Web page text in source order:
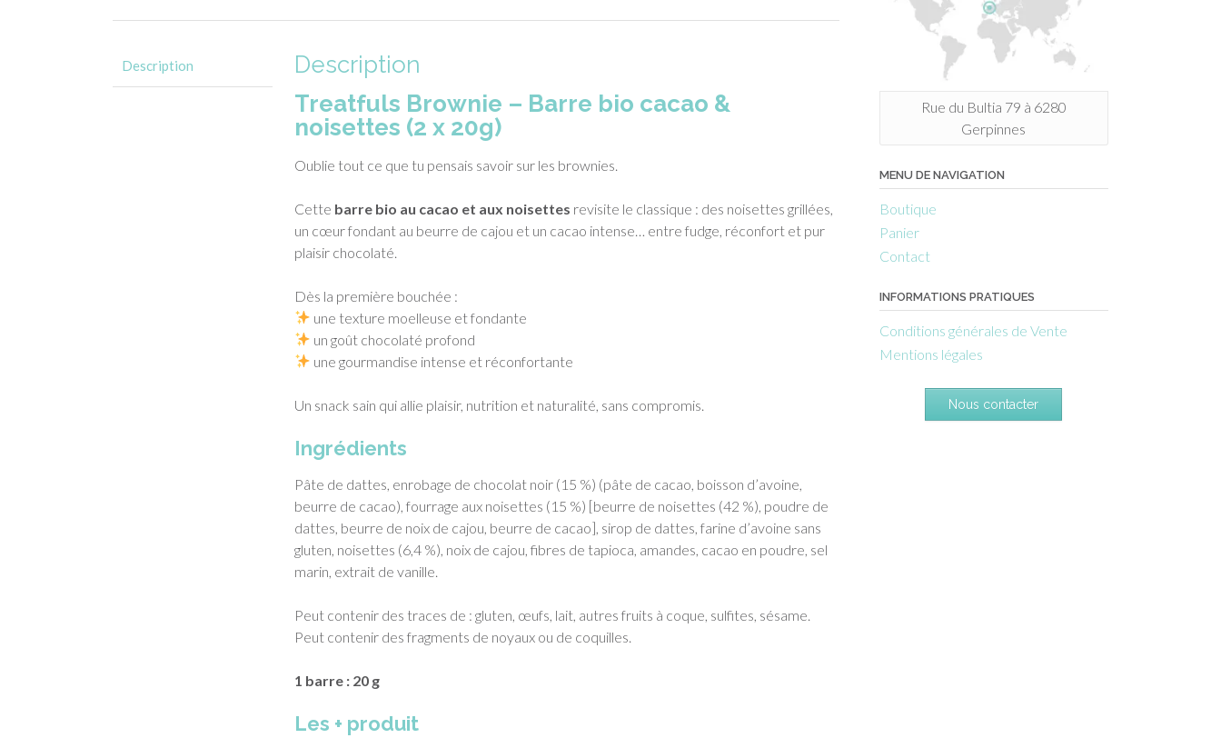
Description
Description
Treatfuls Brownie – Barre bio cacao &
noisettes (2 x 20g)
Oublie tout ce que tu pensais savoir sur les brownies.
Cette barre bio au cacao et aux noisettes revisite le classique : des noisettes grillées,
un cœur fondant au beurre de cajou et un cacao intense… entre fudge, réconfort et pur
plaisir chocolaté.
Dès la première bouchée :
une texture moelleuse et fondante
un goût chocolaté profond
une gourmandise intense et réconfortante
Un snack sain qui allie plaisir, nutrition et naturalité, sans compromis.
Ingrédients
Pâte de dattes, enrobage de chocolat noir (15 %) (pâte de cacao, boisson d’avoine,
beurre de cacao), fourrage aux noisettes (15 %) [beurre de noisettes (42 %), poudre de
dattes, beurre de noix de cajou, beurre de cacao], sirop de dattes, farine d’avoine sans
gluten, noisettes (6,4 %), noix de cajou, fibres de tapioca, amandes, cacao en poudre, sel
marin, extrait de vanille.
Peut contenir des traces de : gluten, œufs, lait, autres fruits à coque, sulfites, sésame.
Peut contenir des fragments de noyaux ou de coquilles.
1 barre : 20 g
Les + produit
Rue du Bultia 79 à 6280
Gerpinnes
MENU DE NAVIGATION
Boutique
Panier
Contact
INFORMATIONS PRATIQUES
Conditions générales de Vente
Mentions légales
Nous contacter